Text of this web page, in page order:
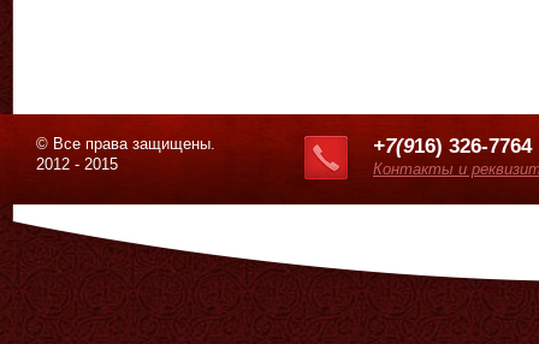
© Все права защищены.
2012 - 2015
+7(916) 326-7764
Контакты и